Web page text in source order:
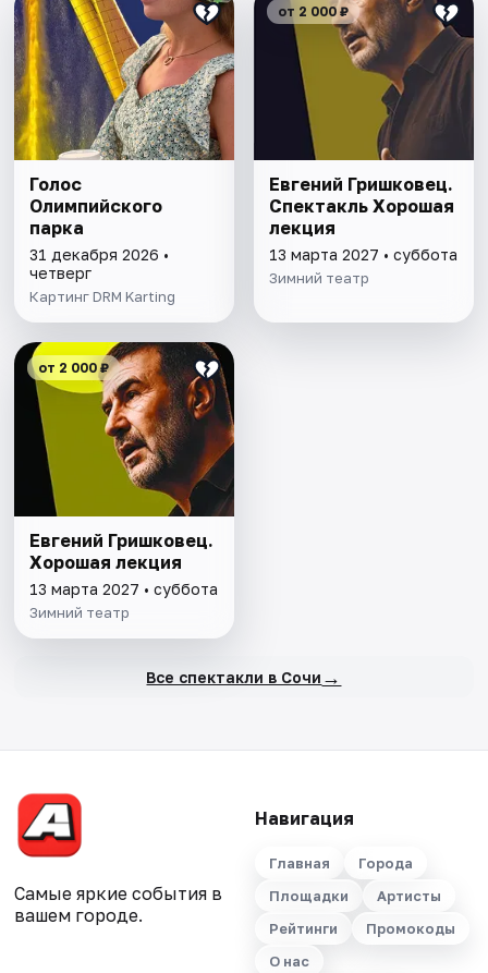
Голос
Олимпийского
парка
31 декабря 2026 •
четверг
Картинг DRM Karting
от 2 000 ₽
Евгений Гришковец.
Спектакль Хорошая
лекция
13 марта 2027 • суббота
Зимний театр
от 2 000 ₽
Евгений Гришковец.
Хорошая лекция
13 марта 2027 • суббота
Зимний театр
Все спектакли в Сочи →
Самые яркие события в
вашем городе.
Навигация
Главная
Города
Площадки
Артисты
Рейтинги
Промокоды
О нас